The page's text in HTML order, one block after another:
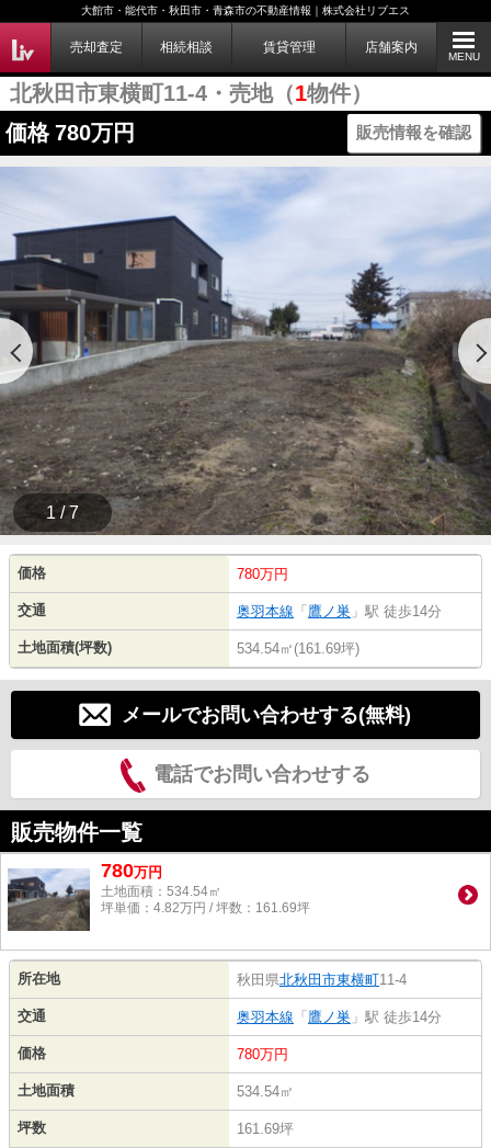
大館市・能代市・秋田市・青森市の不動産情報｜株式会社リブエス
売却査定 相続相談 賃貸管理 店舗案内
MENU
北秋田市東横町11-4・売地（1物件）
価格 780万円 販売情報を確認
1 / 7
価格 780万円
交通 奥羽本線 「 鷹ノ巣 」駅 徒歩14分
土地面積(坪数) 534.54㎡(161.69坪)
メールでお問い合わせする(無料)
電話でお問い合わせする
販売物件一覧
780万円
土地面積：534.54㎡
坪単価：4.82万円 / 坪数：161.69坪
所在地 秋田県北秋田市東横町11-4
交通 奥羽本線 「 鷹ノ巣 」駅 徒歩14分
価格 780万円
土地面積 534.54㎡
坪数 161.69坪